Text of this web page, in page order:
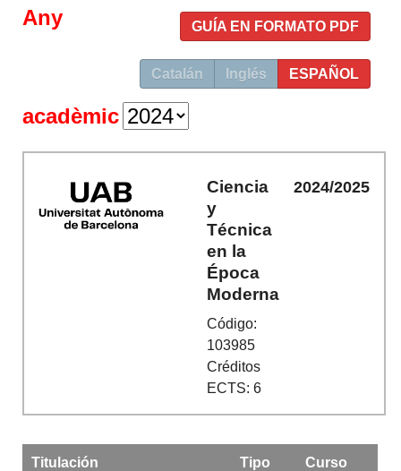
GUÍA EN FORMATO PDF
Catalán Inglés ESPAÑOL
Any
acadèmic
Ciencia
y
Técnica
en la
Época
Moderna
Código:
103985
Créditos
ECTS: 6
2024/2025
Titulación Tipo Curso